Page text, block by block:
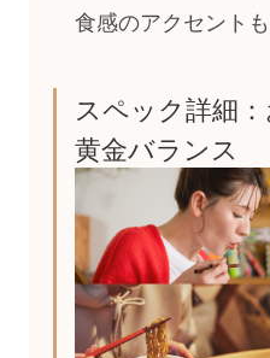
食感のアクセント
スペック詳細
黄金バランス